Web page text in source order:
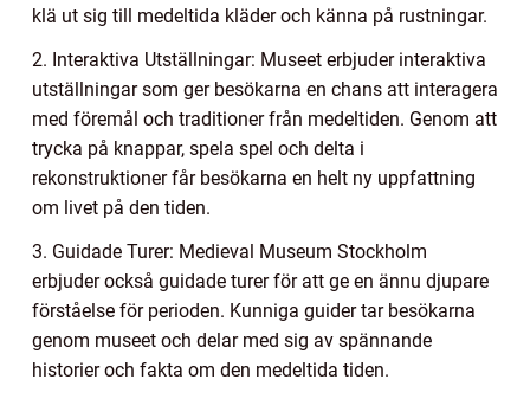
klä ut sig till medeltida kläder och känna på rustningar.
2. Interaktiva Utställningar: Museet erbjuder interaktiva
utställningar som ger besökarna en chans att interagera
med föremål och traditioner från medeltiden. Genom att
trycka på knappar, spela spel och delta i
rekonstruktioner får besökarna en helt ny uppfattning
om livet på den tiden.
3. Guidade Turer: Medieval Museum Stockholm
erbjuder också guidade turer för att ge en ännu djupare
förståelse för perioden. Kunniga guider tar besökarna
genom museet och delar med sig av spännande
historier och fakta om den medeltida tiden.